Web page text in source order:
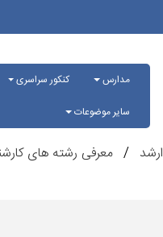
مدارس کنکور سراسری
سایر موضوعات
معرفی رشته های